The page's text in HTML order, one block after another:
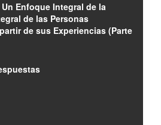
Un Enfoque Integral de la
de las Personas
de sus Experiencias (Parte